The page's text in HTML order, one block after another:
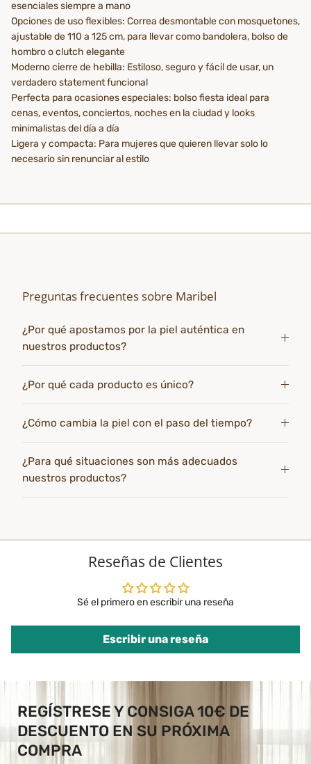
esenciales siempre a mano
Opciones de uso flexibles: Correa desmontable con mosquetones,
ajustable de 110 a 125 cm, para llevar como bandolera, bolso de
hombro o clutch elegante
Moderno cierre de hebilla: Estiloso, seguro y fácil de usar, un
verdadero statement funcional
Perfecta para ocasiones especiales: bolso fiesta ideal para
cenas, eventos, conciertos, noches en la ciudad y looks
minimalistas del día a día
Ligera y compacta: Para mujeres que quieren llevar solo lo
necesario sin renunciar al estilo
Preguntas frecuentes sobre Maribel
¿Por qué apostamos por la piel auténtica en
nuestros productos?
¿Por qué cada producto es único?
¿Cómo cambia la piel con el paso del tiempo?
¿Para qué situaciones son más adecuados
nuestros productos?
Reseñas de Clientes
Sé el primero en escribir una reseña
Escribir una reseña
REGÍSTRESE Y CONSIGA 10€ DE
DESCUENTO EN SU PRÓXIMA
COMPRA